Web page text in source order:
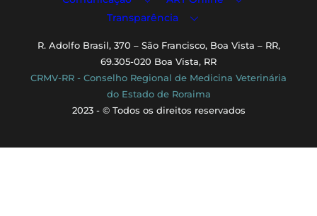
Transparência
R. Adolfo Brasil, 370 – São Francisco, Boa Vista – RR,
69.305-020 Boa Vista, RR
CRMV-RR - Conselho Regional de Medicina Veterinária
do Estado de Roraima
2023 - © Todos os direitos reservados